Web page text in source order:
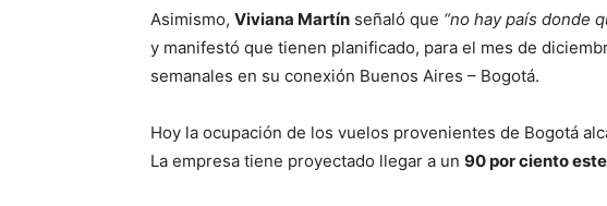
Asimismo, Viviana Martín señaló que “no hay país donde
y manifestó que tienen planificado, para el mes de
semanales en su conexión Buenos Aires – Bogotá.
Hoy la ocupación de los vuelos provenientes de Bogotá
La empresa tiene proyectado llegar a un 90 por ciento